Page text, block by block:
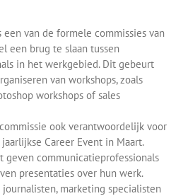
een van de formele commissies van
een brug te slaan tussen
in het werkgebied. Dit gebeurt
van workshops, zoals
workshops of sales
ook verantwoordelijk voor
Career Event in Maart.
geven communicatieprofessionals
presentaties over hun werk.
marketing specialisten